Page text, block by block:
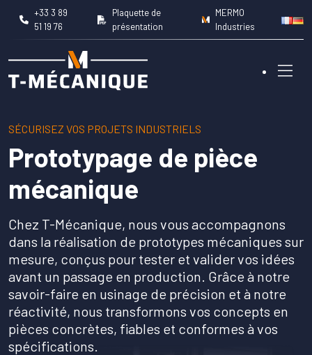
+33 3 89
51 19 76
Plaquette de
présentation
MERMO
Industries
Nos métiers
Capacités machines
Domaines d’intervention
Réalisations
Qualité & engagements
SÉCURISEZ VOS PROJETS INDUSTRIELS
Prototypage de pièce
mécanique
Chez T-Mécanique, nous vous accompagnons
dans la réalisation de prototypes mécaniques sur
mesure, conçus pour tester et valider vos idées
avant un passage en production. Grâce à notre
savoir-faire en usinage de précision et à notre
réactivité, nous transformons vos concepts en
pièces concrètes, fiables et conformes à vos
spécifications.